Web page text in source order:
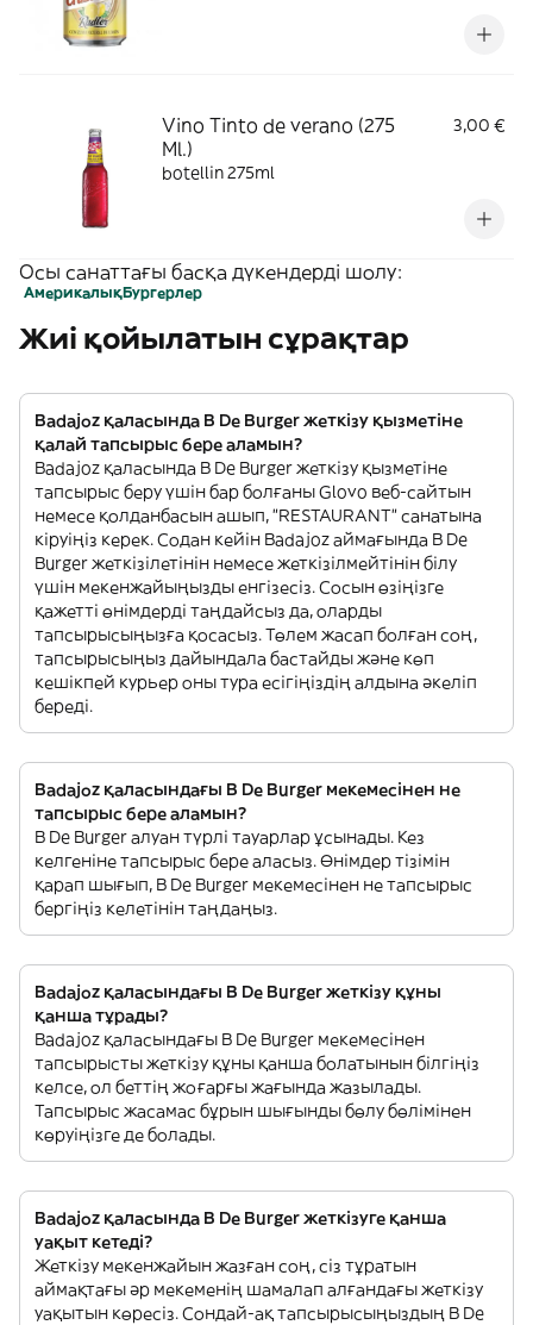
Vino Tinto de verano (275
Ml.)
3,00 €
botellin 275ml
Осы санаттағы басқа дүкендерді шолу:
АмерикалықБургерлер
Жиі қойылатын сұрақтар
Badajoz қаласында B De Burger жеткізу қызметіне
қалай тапсырыс бере аламын?
Badajoz қаласында B De Burger жеткізу қызметіне
тапсырыс беру үшін бар болғаны Glovo веб-сайтын
немесе қолданбасын ашып, "RESTAURANT" санатына
кіруіңіз керек. Содан кейін Badajoz аймағында B De
Burger жеткізілетінін немесе жеткізілмейтінін білу
үшін мекенжайыңызды енгізесіз. Сосын өзіңізге
қажетті өнімдерді таңдайсыз да, оларды
тапсырысыңызға қосасыз. Төлем жасап болған соң,
тапсырысыңыз дайындала бастайды және көп
кешікпей курьер оны тура есігіңіздің алдына әкеліп
береді.
Badajoz қаласындағы B De Burger мекемесінен не
тапсырыс бере аламын?
B De Burger алуан түрлі тауарлар ұсынады. Кез
келгеніне тапсырыс бере аласыз. Өнімдер тізімін
қарап шығып, B De Burger мекемесінен не тапсырыс
бергіңіз келетінін таңдаңыз.
Badajoz қаласындағы B De Burger жеткізу құны
қанша тұрады?
Badajoz қаласындағы B De Burger мекемесінен
тапсырысты жеткізу құны қанша болатынын білгіңіз
келсе, ол беттің жоғарғы жағында жазылады.
Тапсырыс жасамас бұрын шығынды бөлу бөлімінен
көруіңізге де болады.
Badajoz қаласында B De Burger жеткізуге қанша
уақыт кетеді?
Жеткізу мекенжайын жазған соң, сіз тұратын
аймақтағы әр мекеменің шамалап алғандағы жеткізу
уақытын көресіз. Сондай-ақ тапсырысыңыздың B De